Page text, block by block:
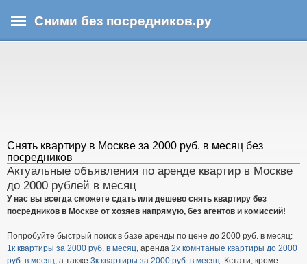
к
основному
Сними без посредников.ру
Снять квартиру в Москве за 2000 руб. в месяц без
посредников
Актуальные объявления по аренде квартир в Москве
до 2000 рублей в месяц
У нас вы всегда сможете сдать или дешево снять квартиру без
посредников в Москве от хозяев напрямую, без агентов и комиссий!
Попробуйте быстрый поиск в базе аренды по цене до 2000 руб. в месяц:
1к квартиры за 2000 руб. в месяц, аренда 2х комнтаные квартиры до 2000
руб. в месяц, а также 3к квартиры за 2000 руб. в месяц. Кстати, кроме